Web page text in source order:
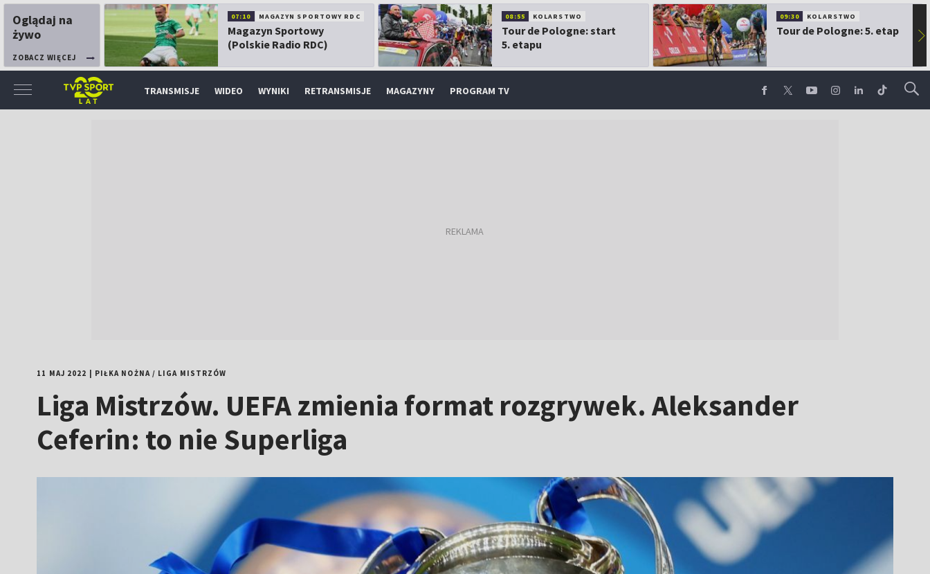
Oglądaj na
żywo
ZOBACZ WIĘCEJ
07:10 MAGAZYN SPORTOWY RDC
Magazyn Sportowy
(Polskie Radio RDC)
08:55 KOLARSTWO
Tour de Pologne: start
5. etapu
09:30 KOLARSTWO
Tour de Pologne: 5. etap ▶
TRANSMISJE WIDEO WYNIKI RETRANSMISJE MAGAZYNY PROGRAM TV
11 MAJ 2022 PIŁKA NOŻNA/ LIGA MISTRZÓW
Liga Mistrzów. UEFA zmienia format rozgrywek. Aleksander
Ceferin: to nie Superliga